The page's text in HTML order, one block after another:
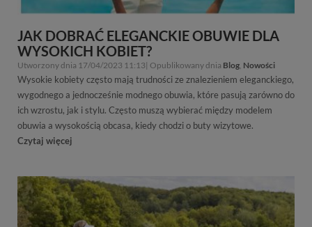
JAK DOBRAĆ ELEGANCKIE OBUWIE DLA
WYSOKICH KOBIET?
Utworzony dnia 17/04/2023 11:13| Opublikowany dnia Blog, Nowości
Wysokie kobiety często mają trudności ze znalezieniem eleganckiego,
wygodnego a jednocześnie modnego obuwia, które pasują zarówno do
ich wzrostu, jak i stylu. Często muszą wybierać między modelem
obuwia a wysokością obcasa, kiedy chodzi o buty wizytowe.
Czytaj więcej